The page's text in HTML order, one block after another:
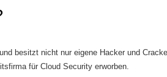
besitzt nicht nur eigene Hacker und
für Cloud Security erworben.